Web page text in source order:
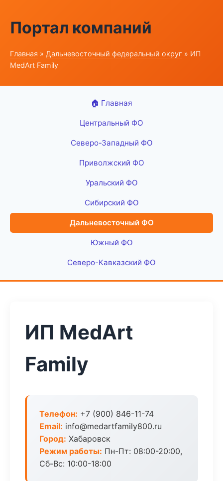
Портал компаний
Главная » Дальневосточный федеральный округ » ИП
MedArt Family
🏠 Главная
Центральный ФО
Северо-Западный ФО
Приволжский ФО
Уральский ФО
Сибирский ФО
Дальневосточный ФО
Южный ФО
Северо-Кавказский ФО
ИП MedArt
Family
Телефон: +7 (900) 846-11-74
Email: info@medartfamily800.ru
Город: Хабаровск
Режим работы: Пн-Пт: 08:00-20:00,
Сб-Вс: 10:00-18:00